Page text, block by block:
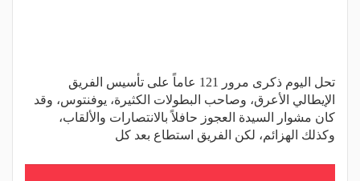
تحل اليوم ذكرى مرور 121 عاماً على تأسيس الفريق
الإيطالي الأعرق، وصاحب البطولات الكثيرة، يوفنتوس، وقد
كان مشوار السيدة العجوز حافلاً بالانتصارات والألقاب،
وكذلك الهزائم، لكن الفريق استطاع بعد كل